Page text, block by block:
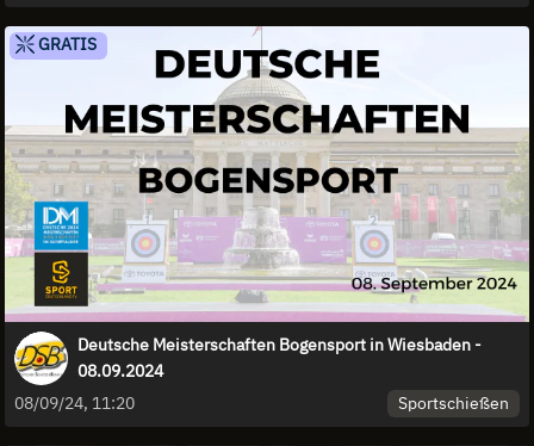
GRATIS
Deutsche Meisterschaften Bogensport in Wiesbaden -
08.09.2024
08/09/24, 11:20
Sportschießen